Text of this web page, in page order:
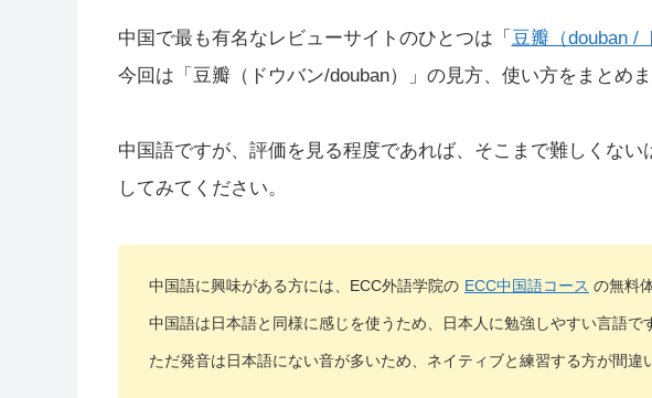
中国で最も有名なレビューサイトのひとつは「 豆瓣（douban /
今回は「豆瓣（ドウバン/douban）」の見方、使い方をまとめま
中国語ですが、評価を見る程度であれば、そこまで難しくない
してみてください。
中国語に興味がある方には、ECC外語学院の ECC中国語コース の無料
中国語は日本語と同様に感じを使うため、日本人に勉強しやすい言語で
ただ発音は日本語にない音が多いため、ネイティブと練習する方が間違